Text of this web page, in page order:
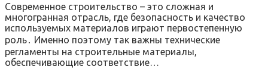
Современное строительство – это сложная и
многогранная отрасль, где безопасность и качество
используемых материалов играют первостепенную
роль․ Именно поэтому так важны технические
регламенты на строительные материалы,
обеспечивающие соответствие…